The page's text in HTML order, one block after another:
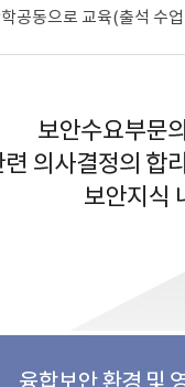
공동으로 교육(출석 수